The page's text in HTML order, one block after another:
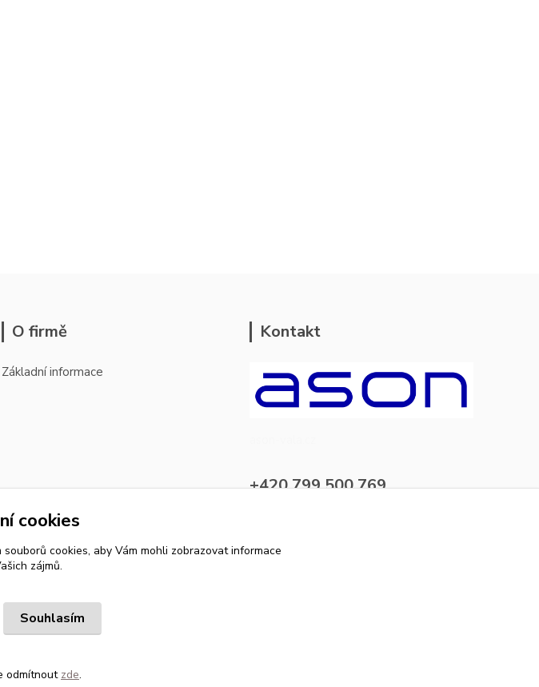
O firmě
Základní informace
Kontakt
+420 799 500 769
cookies
souborů cookies, aby Vám mohli zobrazovat informace
zájmů.
Souhlasím
odmítnout zde.